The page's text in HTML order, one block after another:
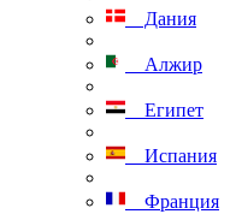
Дания
Алжир
Египет
Испания
Франция